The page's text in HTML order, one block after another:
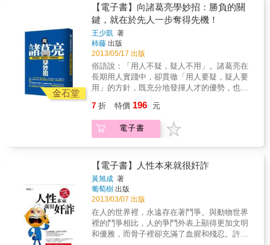
外大量生動的事例來闡述大智若愚的本質和豐
富的內涵。書中大智若愚的鄭板橋等「糊塗大
師」或「糊塗先生」，他們蘊含於愚拙外表的
是廣博的人生智慧，蘊藉於寧靜、淡泊中的是
志存高遠，以暫時的吃虧、讓步獲得長遠的利
益，他們做了許多一般人看起來愚蠢的事，卻
實在是聰明、高明。
金石堂
【電子書】向諸葛亮學妙招：勝負的關
鍵，就在於先人一步奪得先機！
王少凱 著
柿藤 出版
2013/05/17 出版
俗語說：「用人不疑，疑人不用」。諸葛亮在
長期用人實踐中，卻貫徹「用人要疑，疑人要
用」的方針，既充分地發揮人才的優勢，也給
可，必須擁有真才實學。不學無術之徒也許短
時間內靠不正當手段取得一些成就，但終究不
能成就大業。只有那些擁有真正才幹的人才能
高強的本領，但比他強的人還是存在的。尤其
對於年輕人來說，即使具有經天緯地之才，治
國安邦之略，也應該再擴大自己的視野，多向
他人請教，所謂「尺有所短，寸有所長」，通
過多方學習，必然會增加自己的才幹，「更上
一層樓」。如果一味地認為自己才高八斗，學
富五車，輕視他人，就會故步自封，停滯不
前。諸葛亮簡介諸葛亮，字孔明，人稱臥龍，
7 折 特價 196 元
電子書
【電子書】人性本來就很奸詐
黃旭成 著
葡萄樹 出版
2013/03/07 出版
在人的世界裡，永遠存在著鬥爭。與動物世界
裡的鬥爭相比，人的爭鬥外表上顯得更加文明
和優雅，而骨子裡卻充滿了血腥和殘忍。許多